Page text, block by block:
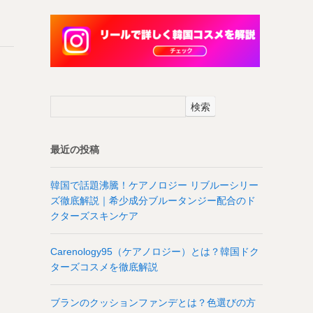
検索
最近の投稿
韓国で話題沸騰！ケアノロジー リブルーシリー
ズ徹底解説｜希少成分ブルータンジー配合のド
クターズスキンケア
Carenology95（ケアノロジー）とは？韓国ドク
ターズコスメを徹底解説
ブランのクッションファンデとは？色選びの方